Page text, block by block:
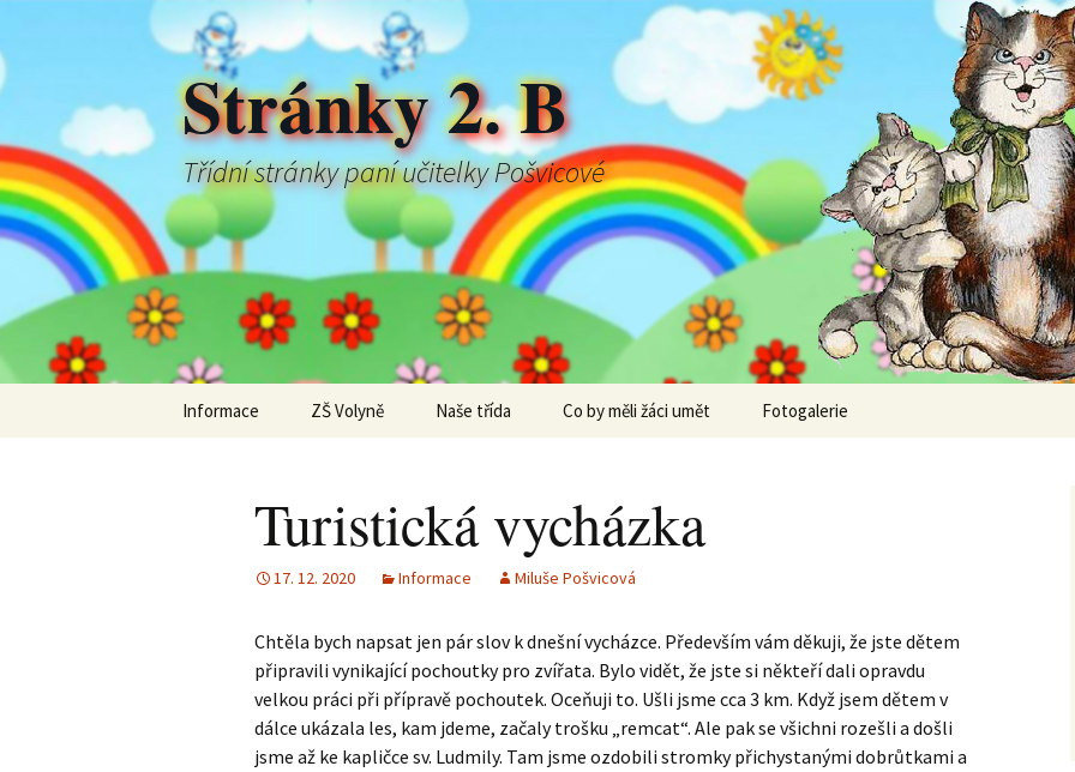
Stránky 2. B
Třídní stránky paní učitelky Pošvicové
Informace ZŠ Volyně Naše třída Co by měli žáci umět Fotogalerie
Turistická vycházka
17. 12. 2020 Informace Miluše Pošvicová
Chtěla bych napsat jen pár slov k dnešní vycházce. Především vám děkuji, že jste dětem
připravili vynikající pochoutky pro zvířata. Bylo vidět, že jste si někteří dali opravdu
velkou práci při přípravě pochoutek. Oceňuji to. Ušli jsme cca 3 km. Když jsem dětem v
dálce ukázala les, kam jdeme, začaly trošku „remcat“. Ale pak se všichni rozešli a došli
jsme až ke kapličce sv. Ludmily. Tam jsme ozdobili stromky přichystanými dobrůtkami a